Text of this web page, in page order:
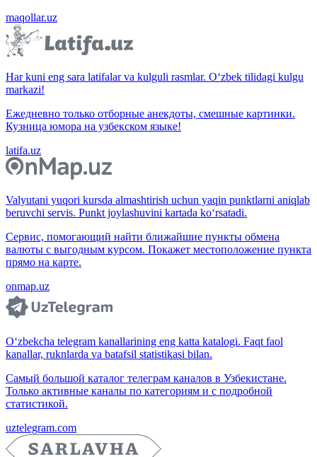
maqollar.uz
Har kuni eng sara latifalar va kulguli rasmlar. O‘zbek tilidagi kulgu
markazi!
Ежедневно только отборные анекдоты, смешные картинки.
Кузница юмора на узбекском языке!
latifa.uz
Valyutani yuqori kursda almashtirish uchun yaqin punktlarni aniqlab
beruvchi servis. Punkt joylashuvini kartada ko‘rsatadi.
Сервис, помогающий найти ближайшие пункты обмена
валюты с выгодным курсом. Покажет местоположение пункта
прямо на карте.
onmap.uz
O‘zbekcha telegram kanallarining eng katta katalogi. Faqt faol
kanallar, ruknlarda va batafsil statistikasi bilan.
Самый большой каталог телеграм каналов в Узбекистане.
Только активные каналы по категориям и с подробной
статистикой.
uztelegram.com